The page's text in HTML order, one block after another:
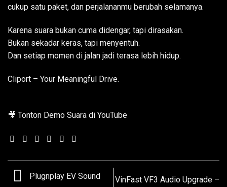
cukup satu paket, dan perjalananmu berubah selamanya.
Karena suara bukan cuma didengar, tapi dirasakan.
Bukan sekadar keras, tapi menyentuh.
Dan setiap momen di jalan jadi terasa lebih hidup.
Cliport – Your Meaningful Drive.
🎥 Tonton Demo Suara di YouTube
Plugnplay EV Sound
VinFast VF3 Audio Upgrade –